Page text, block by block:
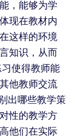
，能够为学
现在教材内
这样的环境
知识，从而
使得教师能
他教师交流
出哪些教学策
性的教学方
他们在实际